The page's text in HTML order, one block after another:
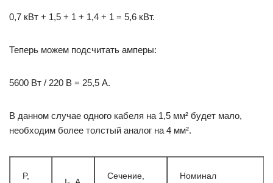
0,7 кВт + 1,5 + 1 + 1,4 + 1 = 5,6 кВт.
Теперь можем подсчитать амперы:
5600 Вт / 220 В = 25,5 А.
В данном случае одного кабеля на 1,5 мм² будет мало,
необходим более толстый аналог на 4 мм².
P,
Сечение,
Номинал